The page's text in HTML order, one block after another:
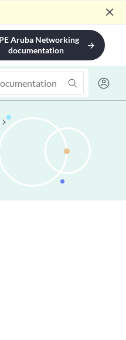
close
Aruba Networking
documentation
arrow_forward